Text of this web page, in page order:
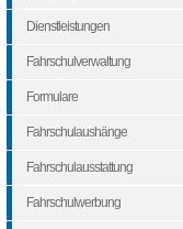
Dienstleistungen
Fahrschulverwaltung
Formulare
Fahrschulaushänge
Fahrschulausstattung
Fahrschulwerbung